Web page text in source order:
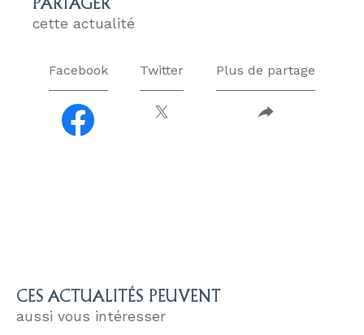
cette actualité
Facebook Twitter Plus de partage
CES ACTUALITÉS PEUVENT
aussi vous intéresser